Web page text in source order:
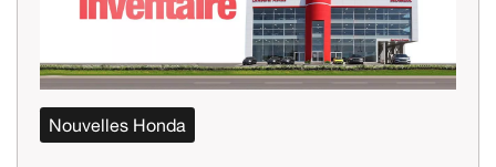
Nouvelles Honda